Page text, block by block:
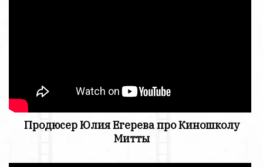
Продюсер Юлия Егерева про Киношколу
Митты